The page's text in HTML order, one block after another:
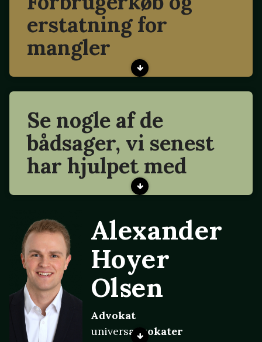
erstatning for
mangler
Se nogle af de
bådsager, vi senest
har hjulpet med
Alexander
Hoyer
Olsen
Advokat
universadvokater